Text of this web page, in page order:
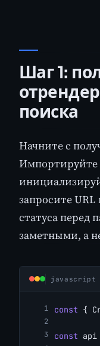
Шаг 1:
поиска
Начните с
Импортируйте
запросите
статуса перед
заметными, а
javascript
const {
const api